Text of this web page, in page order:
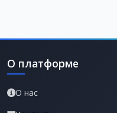
О платформе
О нас